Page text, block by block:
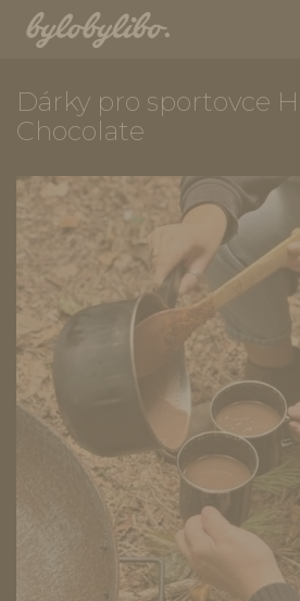
Dárky pro sportovce
Chocolate